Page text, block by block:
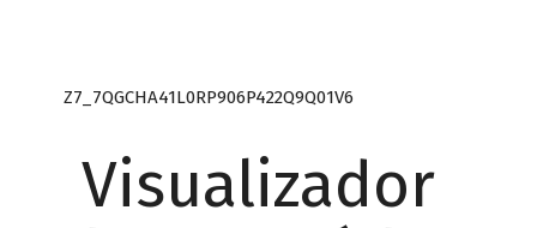
Z7_7QGCHA41L0RP906P422Q9Q01V6
Visualizador